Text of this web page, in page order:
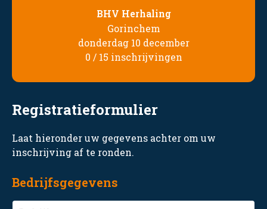
Registratieformulier
Laat hieronder uw gegevens achter om uw
inschrijving af te ronden.
Bedrijfsgegevens
Bedrijfsnaam
BHV Herhaling
Gorinchem
donderdag 10 december
0 / 15 inschrijvingen